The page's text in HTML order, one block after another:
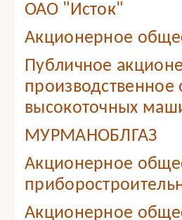
ОАО "Исток"
Акционерное
Публичное
высокоточных
МУРМАНОБЛГАЗ
Акционерное
Акционерное